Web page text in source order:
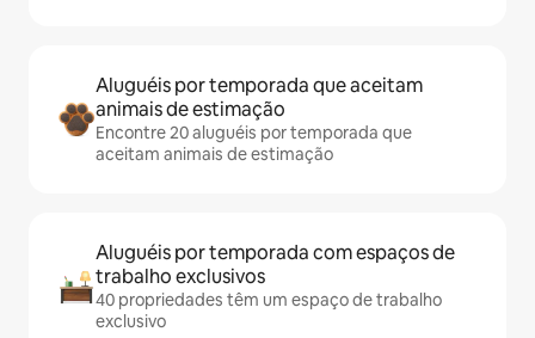
Aluguéis por temporada que aceitam
animais de estimação
Encontre 20 aluguéis por temporada que
aceitam animais de estimação
Aluguéis por temporada com espaços de
trabalho exclusivos
40 propriedades têm um espaço de trabalho
exclusivo